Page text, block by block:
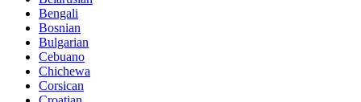
Bengali
Bosnian
Bulgarian
Cebuano
Chichewa
Corsican